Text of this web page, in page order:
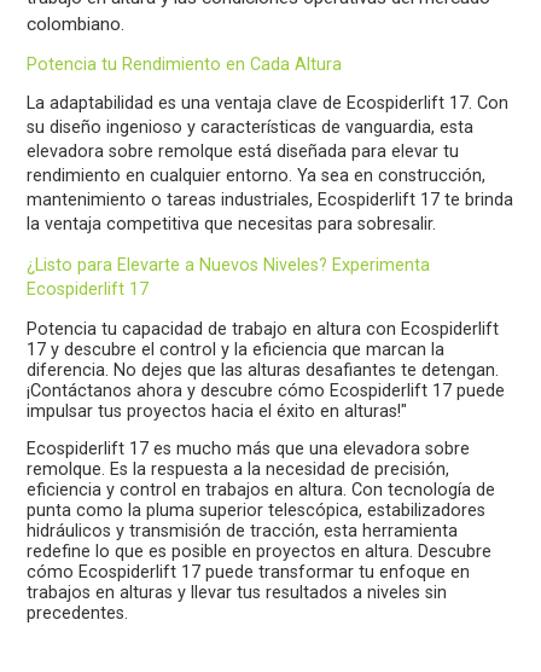
colombiano.
Potencia tu Rendimiento en Cada Altura
La adaptabilidad es una ventaja clave de Ecospiderlift 17. Con
su diseño ingenioso y características de vanguardia, esta
elevadora sobre remolque está diseñada para elevar tu
rendimiento en cualquier entorno. Ya sea en construcción,
mantenimiento o tareas industriales, Ecospiderlift 17 te brinda
la ventaja competitiva que necesitas para sobresalir.
¿Listo para Elevarte a Nuevos Niveles? Experimenta
Ecospiderlift 17
Potencia tu capacidad de trabajo en altura con Ecospiderlift
17 y descubre el control y la eficiencia que marcan la
diferencia. No dejes que las alturas desafiantes te detengan.
¡Contáctanos ahora y descubre cómo Ecospiderlift 17 puede
impulsar tus proyectos hacia el éxito en alturas!"
Ecospiderlift 17 es mucho más que una elevadora sobre
remolque. Es la respuesta a la necesidad de precisión,
eficiencia y control en trabajos en altura. Con tecnología de
punta como la pluma superior telescópica, estabilizadores
hidráulicos y transmisión de tracción, esta herramienta
redefine lo que es posible en proyectos en altura. Descubre
cómo Ecospiderlift 17 puede transformar tu enfoque en
trabajos en alturas y llevar tus resultados a niveles sin
precedentes.